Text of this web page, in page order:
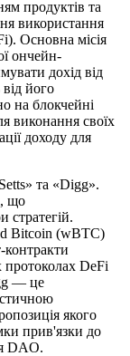
продуктів та
використання
Основна місія
ончейн-
дохід від
його
на блокчейні
виконання своїх
доходу для
та «Digg».
що
стратегій.
Bitcoin (wBTC)
контракти
протоколах DeFi
— це
якого
прив'язки до
DAO.